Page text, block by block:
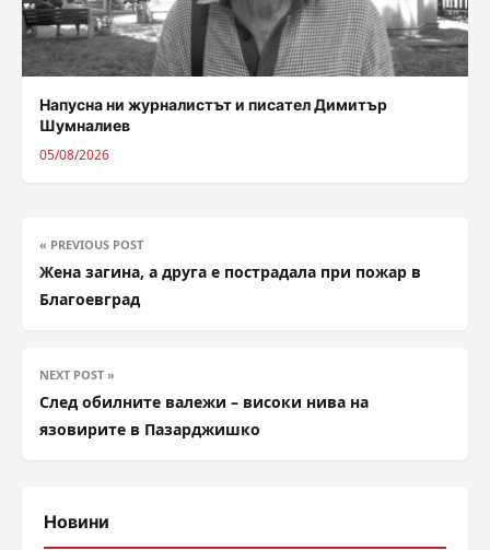
Напусна ни журналистът и писател Димитър
Шумналиев
05/08/2026
« PREVIOUS POST
Жена загина, а друга е пострадала при пожар в
Благоевград
NEXT POST »
След обилните валежи – високи нива на
язовирите в Пазарджишко
Новини